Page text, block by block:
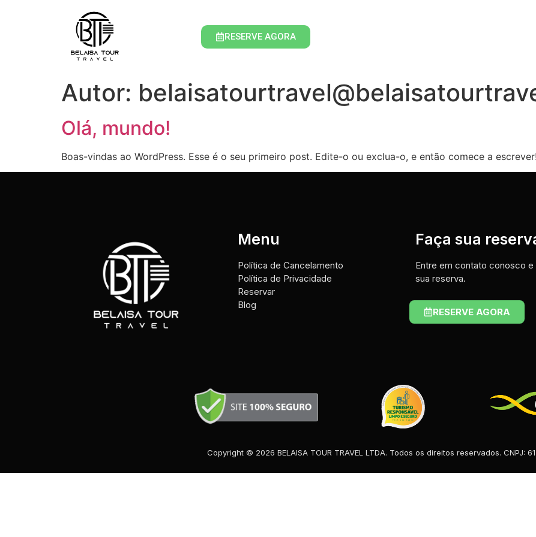
RESERVE AGORA
Autor:
Olá, mundo!
Boas-vindas ao WordPress. Esse é o seu primeiro post. Edite-o ou exclua-o, e então comece a escrever!
Menu
Política de Cancelamento
Política de Privacidade
Reservar
Blog
Faça sua
Entre em contato conosco e
sua reserva.
RESERVE AGORA
Copyright © 2026 BELAISA TOUR TRAVEL LTDA. Todos os direitos reservados. CNPJ: